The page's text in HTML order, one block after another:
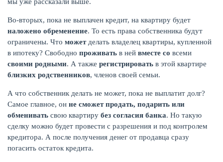
Во-вторых, пока не выплачен кредит, на квартиру будет
наложено обременение. То есть права собственника будут
ограничены. Что можетделать владелец квартиры, купленной
в ипотеку? Свободно проживать в ней вместе со всеми
своими родными. А также регистрировать в этой квартире
близких родственников, членов своей семьи.
А что собственник делать не может, пока не выплатит долг?
Самое главное, он не сможет продать, подарить или
обменивать свою квартиру без согласия банка. Но такую
сделку можно будет провести с разрешения и под контролем
кредитора. А после получения денег от продавца сразу
погасить остаток кредита.